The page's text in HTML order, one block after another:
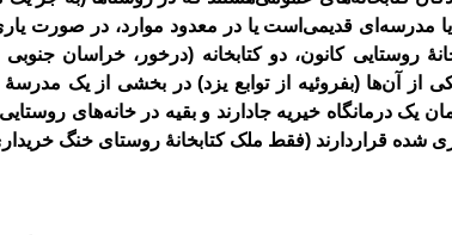
یا مدرسه‌ای قدیمی‌است یا در معدود موارد، در صورت
روستایی کانون، دو کتابخانه (درخور، خراسان جنوبی
از آن‌ها (بفروئیه از توابع یزد) در بخشی از یک
یک درمانگاه خیریه جادارند و بقیه در خانه‌های